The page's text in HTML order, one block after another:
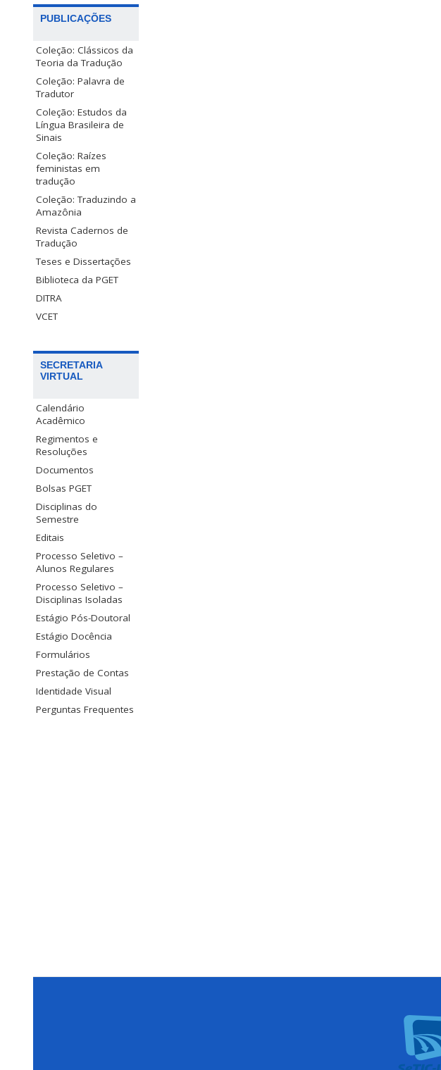
PUBLICAÇÕES
Coleção: Clássicos da
Teoria da Tradução
Coleção: Palavra de
Tradutor
Coleção: Estudos da
Língua Brasileira de
Sinais
Coleção: Raízes
feministas em
tradução
Coleção: Traduzindo a
Amazônia
Revista Cadernos de
Tradução
Teses e Dissertações
Biblioteca da PGET
DITRA
VCET
SECRETARIA
VIRTUAL
Calendário
Acadêmico
Regimentos e
Resoluções
Documentos
Bolsas PGET
Disciplinas do
Semestre
Editais
Processo Seletivo –
Alunos Regulares
Processo Seletivo –
Disciplinas Isoladas
Estágio Pós-Doutoral
Estágio Docência
Formulários
Prestação de Contas
Identidade Visual
Perguntas Frequentes